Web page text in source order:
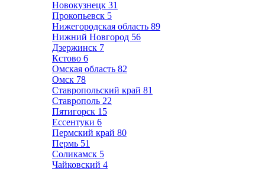
Новокузнецк 31
Прокопьевск 5
Нижегородская область 89
Нижний Новгород 56
Дзержинск 7
Кстово 6
Омская область 82
Омск 78
Ставропольский край 81
Ставрополь 22
Пятигорск 15
Ессентуки 6
Пермский край 80
Пермь 51
Соликамск 5
Чайковский 4